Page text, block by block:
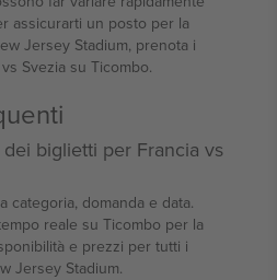
assicurarti un posto per la
Jersey Stadium, prenota i
Svezia su Ticombo.
biglietti per Francia vs
categoria, domanda e data.
reale su Ticombo per la
e prezzi per tutti i
Jersey Stadium.